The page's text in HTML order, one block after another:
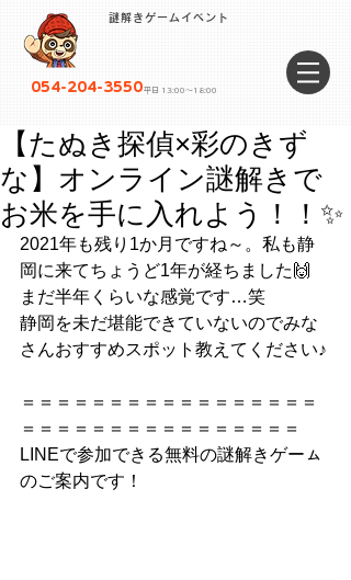
謎解きゲームイベント
054-204-3550 平日 13:00〜18:00
【たぬき探偵×彩のきず
な】オンライン謎解きで
お米を手に入れよう！！✨
2021年も残り1か月ですね～。私も静
岡に来てちょうど1年が経ちました🙌
まだ半年くらいな感覚です…笑
静岡を未だ堪能できていないのでみな
さんおすすめスポット教えてください♪
＝＝＝＝＝＝＝＝＝＝＝＝＝＝＝＝＝
＝＝＝＝＝＝＝＝＝＝＝＝＝＝＝＝
LINEで参加できる無料の謎解きゲーㇺ
のご案内です！